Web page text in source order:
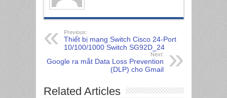
Previous:
Thiết bị mạng Switch Cisco 24-Port
10/100/1000 Switch SG92D_24
Next:
Google ra mắt Data Loss Prevention
(DLP) cho Gmail
Related Articles